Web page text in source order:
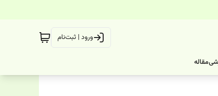
ورود | ثبت‌نام
مقاله